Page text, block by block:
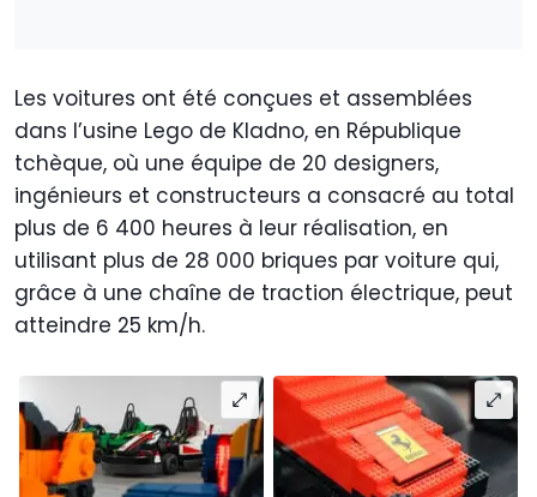
Les voitures ont été conçues et assemblées
dans l’usine Lego de Kladno, en République
tchèque, où une équipe de 20 designers,
ingénieurs et constructeurs a consacré au total
plus de 6 400 heures à leur réalisation, en
utilisant plus de 28 000 briques par voiture qui,
grâce à une chaîne de traction électrique, peut
atteindre 25 km/h.